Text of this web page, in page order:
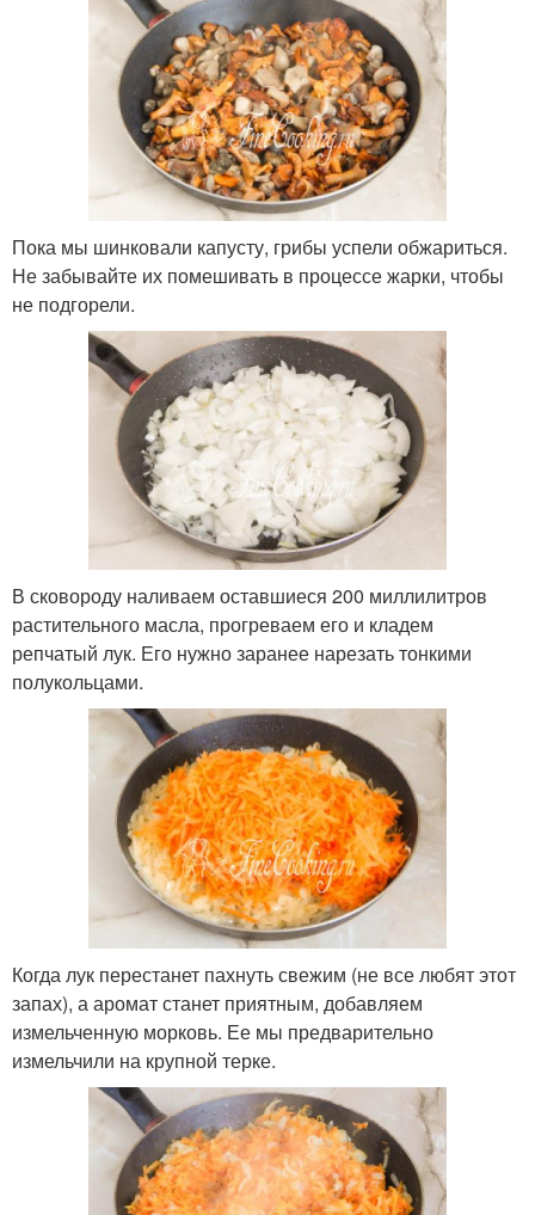
Пока мы шинковали капусту, грибы успели обжариться.
Не забывайте их помешивать в процессе жарки, чтобы
не подгорели.
В сковороду наливаем оставшиеся 200 миллилитров
растительного масла, прогреваем его и кладем
репчатый лук. Его нужно заранее нарезать тонкими
полукольцами.
Когда лук перестанет пахнуть свежим (не все любят этот
запах), а аромат станет приятным, добавляем
измельченную морковь. Ее мы предварительно
измельчили на крупной терке.